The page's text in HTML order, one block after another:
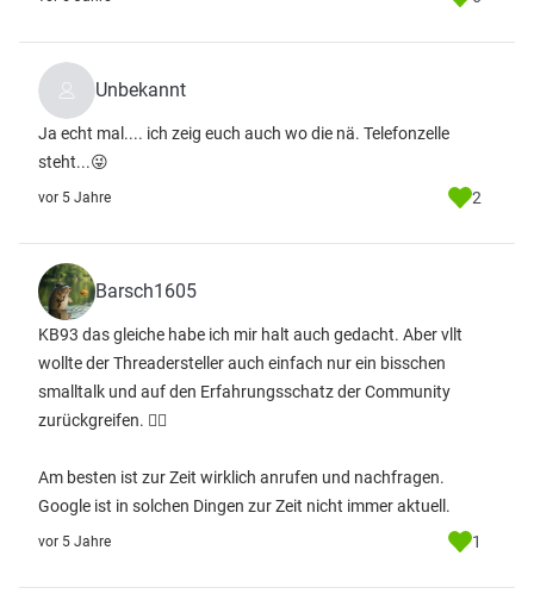
Unbekannt
Ja echt mal.... ich zeig euch auch wo die nä. Telefonzelle
steht...😜
vor 5 Jahre 2
Barsch1605
KB93 das gleiche habe ich mir halt auch gedacht. Aber vllt
wollte der Threadersteller auch einfach nur ein bisschen
smalltalk und auf den Erfahrungsschatz der Community
zurückgreifen. 🤷‍♂️
Am besten ist zur Zeit wirklich anrufen und nachfragen.
Google ist in solchen Dingen zur Zeit nicht immer aktuell.
vor 5 Jahre 1